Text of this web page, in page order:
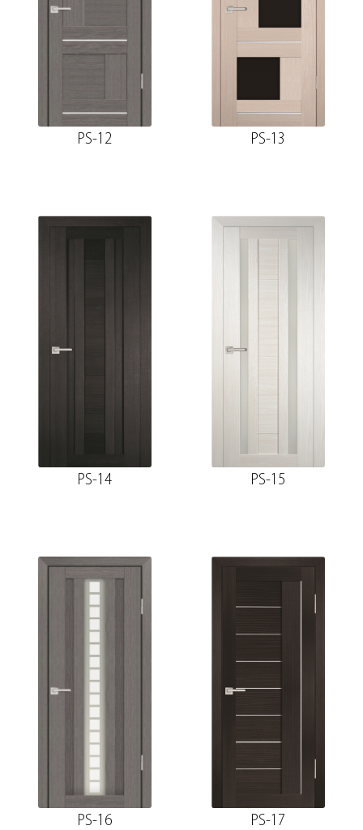
PS-12 PS-13
PS-14 PS-15
PS-16 PS-17